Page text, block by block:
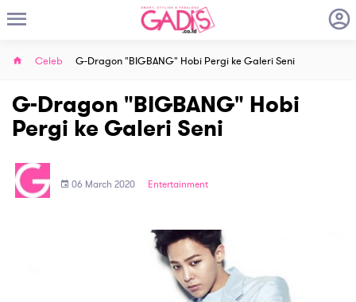
Celeb G-Dragon "BIGBANG" Hobi Pergi ke Galeri Seni
G-Dragon "BIGBANG" Hobi
Pergi ke Galeri Seni
06 March 2020 Entertainment